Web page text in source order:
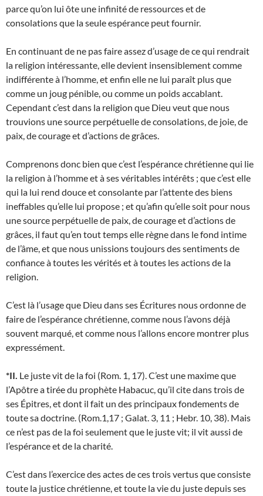
parce qu’on lui ôte une infinité de ressources et de
consolations que la seule espérance peut fournir.
En continuant de ne pas faire assez d’usage de ce qui rendrait
la religion intéressante, elle devient insensiblement comme
indifférente à l’homme, et enfin elle ne lui paraît plus que
comme un joug pénible, ou comme un poids accablant.
Cependant c’est dans la religion que Dieu veut que nous
trouvions une source perpétuelle de consolations, de joie, de
paix, de courage et d’actions de grâces.
Comprenons donc bien que c’est l’espérance chrétienne qui lie
la religion à l’homme et à ses véritables intérêts ; que c’est elle
qui la lui rend douce et consolante par l’attente des biens
ineffables qu’elle lui propose ; et qu’afin qu’elle soit pour nous
une source perpétuelle de paix, de courage et d’actions de
grâces, il faut qu’en tout temps elle règne dans le fond intime
de l’âme, et que nous unissions toujours des sentiments de
confiance à toutes les vérités et à toutes les actions de la
religion.
C’est là l’usage que Dieu dans ses Écritures nous ordonne de
faire de l’espérance chrétienne, comme nous l’avons déjà
souvent marqué, et comme nous l’allons encore montrer plus
expressément.
*II. Le juste vit de la foi (Rom. 1, 17). C’est une maxime que
l’Apôtre a tirée du prophète Habacuc, qu’il cite dans trois de
ses Épitres, et dont il fait un des principaux fondements de
toute sa doctrine. (Rom.1,17 ; Galat. 3, 11 ; Hebr. 10, 38). Mais
ce n’est pas de la foi seulement que le juste vit; il vit aussi de
l’espérance et de la charité.
C’est dans l’exercice des actes de ces trois vertus que consiste
toute la justice chrétienne, et toute la vie du juste depuis ses